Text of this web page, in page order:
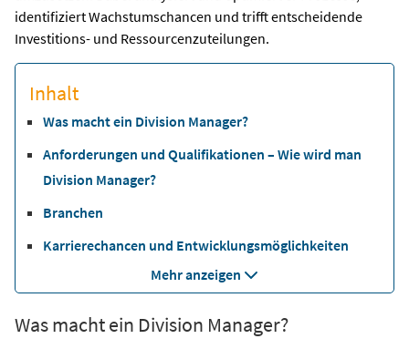
identifiziert Wachstumschancen und trifft entscheidende
Investitions- und Ressourcenzuteilungen.
Inhalt
Was macht ein Division Manager?
Anforderungen und Qualifikationen – Wie wird man
Division Manager?
Branchen
Karrierechancen und Entwicklungsmöglichkeiten
Mehr anzeigen
Was macht ein Division Manager?